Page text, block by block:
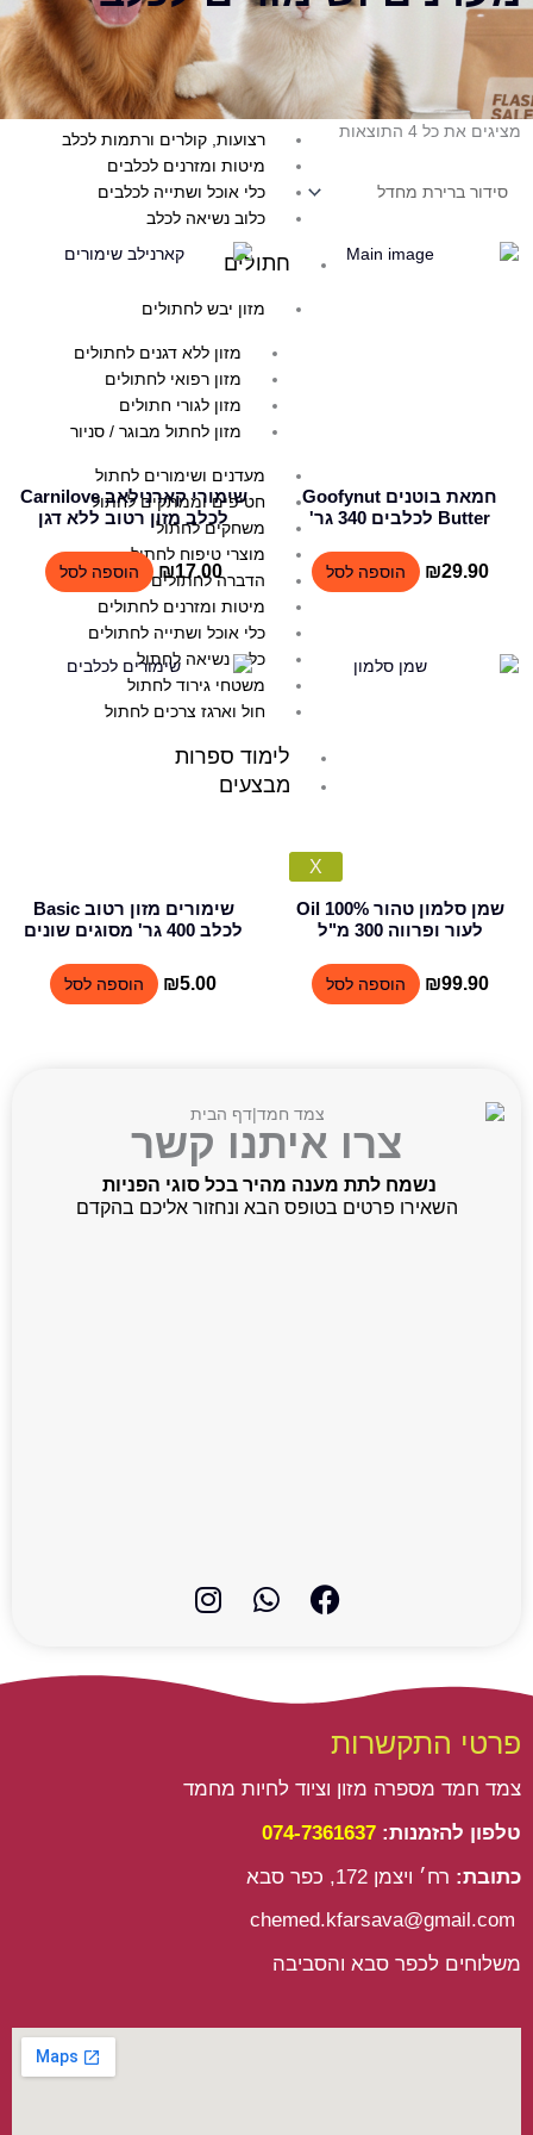
חטיפי אילוף לכלב
צעצועים ומשחקים לכלב
מוצרי טיפוח לכלב
הדברה לכלבים
רצועות, קולרים ורתמות לכלב
מיטות ומזרנים לכלבים
כלי אוכל ושתייה לכלבים
כלוב נשיאה לכלב
חתולים
מזון יבש לחתולים
מזון ללא דגנים לחתולים
מזון רפואי לחתולים
מזון לגורי חתולים
מזון לחתול מבוגר / סניור
מעדנים ושימורים לחתול
חטיפים וממתקים לחתול
משחקים לחתול
מוצרי טיפוח לחתול
הדברה לחתולים
מיטות ומזרנים לחתולים
כלי אוכל ושתייה לחתולים
כלוב נשיאה לחתול
משטחי גירוד לחתול
חול וארגז צרכים לחתול
לימוד ספרות
מבצעים
X
מציגים את כל ⁦4⁩ התוצאות
חמאת בוטנים Goofynut
Butter לכלבים 340 גר'
₪29.90 הוספה לסל
שימורי קארנילאב Carnilove
לכלב מזון רטוב ללא דגן
₪17.00 הוספה לסל
שמן סלמון טהור 100% Oil
לעור ופרווה 300 מ"ל
₪99.90 הוספה לסל
שימורים מזון רטוב Basic
לכלב 400 גר' מסוגים שונים
₪5.00 הוספה לסל
צרו איתנו קשר
נשמח לתת מענה מהיר בכל סוגי הפניות
השאירו פרטים בטופס הבא ונחזור אליכם בהקדם
F
a
b
k
W
h
s
p
I
n
a
a
פרטי התקשרות
צמד חמד מספרה מזון וציוד לחיות מחמד
טלפון להזמנות: 074-7361637
כתובת:רח׳ ויצמן 172, כפר סבא
משלוחים לכפר סבא והסביבה